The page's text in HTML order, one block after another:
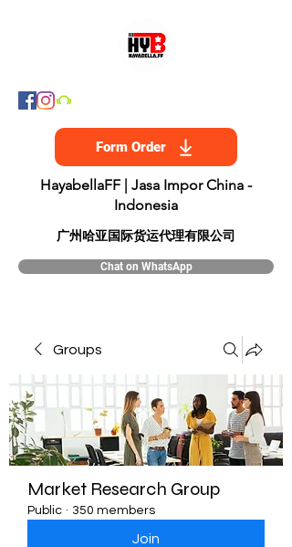
Form Order
HayabellaFF | Jasa Impor China -
Indonesia
​广州哈亚国际货运代理有限公司
Chat on WhatsApp
Groups
Market Research Group
Public · 350 members
Join